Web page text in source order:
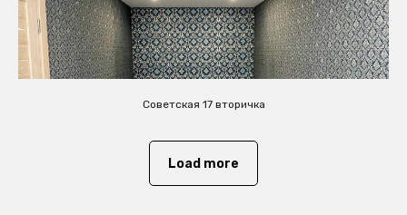
Советская 17 вторичка
Load more